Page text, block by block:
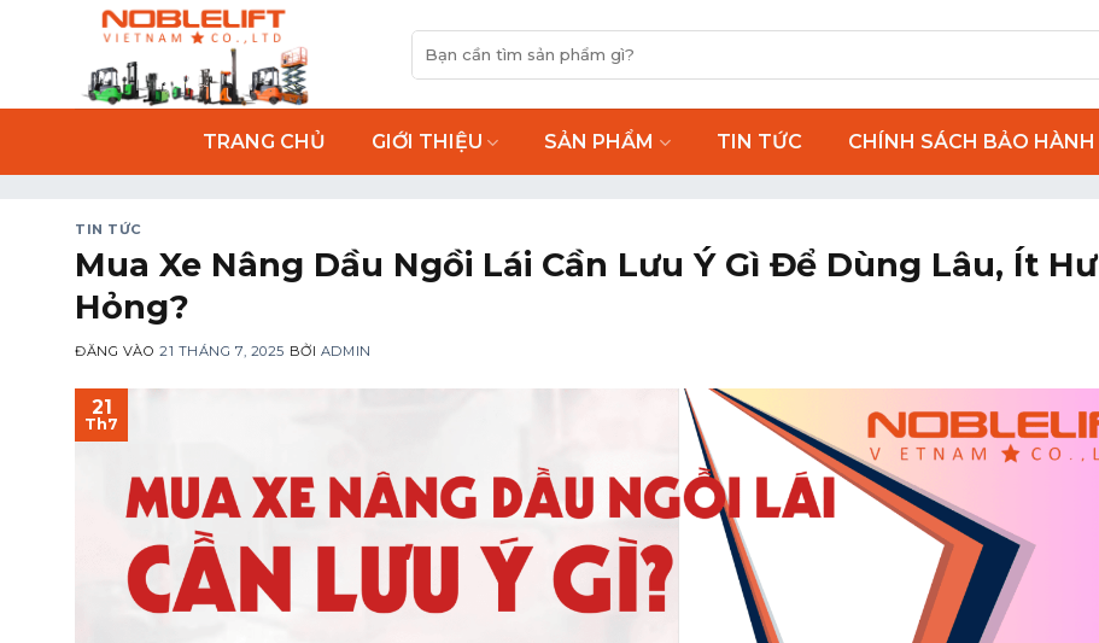
dung
Tìm
kiếm:
TRANG CHỦ GIỚI THIỆU SẢN PHẨM TIN TỨC CHÍNH SÁCH BẢO HÀNH
TIN TỨC
Mua Xe Nâng Dầu Ngồi Lái Cần Lưu Ý Gì Để Dùng Lâu, Ít Hư
Hỏng?
ĐĂNG VÀO21 THÁNG 7, 2025 BỞI ADMIN
21
Th7